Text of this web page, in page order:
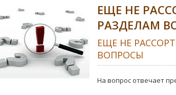
ЕЩЕ НЕ
РАЗДЕЛАМ
ЕЩЕ НЕ
ВОПРОСЫ
На вопрос отвечает